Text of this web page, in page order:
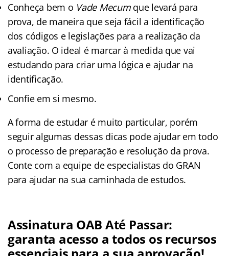
Conheça bem o Vade Mecumque levará para
prova, de maneira que seja fácil a identificação
dos códigos e legislações para a realização da
avaliação. O ideal é marcar à medida que vai
estudando para criar uma lógica e ajudar na
identificação.
Confie em si mesmo.
A forma de estudar é muito particular, porém
seguir algumas dessas dicas pode ajudar em todo
o processo de preparação e resolução da prova.
Conte com a equipe de especialistas do GRAN
para ajudar na sua caminhada de estudos.
Assinatura OAB Até Passar:
garanta acesso a todos os recursos